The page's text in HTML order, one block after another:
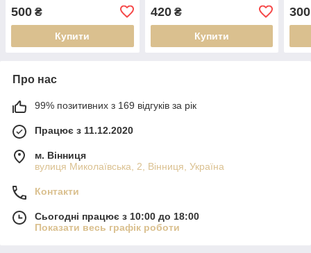
500 ₴
Купити
420₴
Купити
300
Про нас
99% позитивних з 169 відгуків за рік
Працює з 11.12.2020
м. Вінниця
вулиця Миколаївська, 2, Вінниця, Україна
Контакти
Сьогодні працює з 10:00 до 18:00
Показати весь графік роботи